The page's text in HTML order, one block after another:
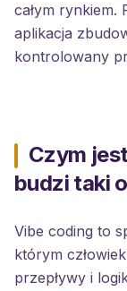
całym rynkiem.
aplikacja
kontrolowany
Czym
budzi taki
Vibe coding to
którym
przepływy i